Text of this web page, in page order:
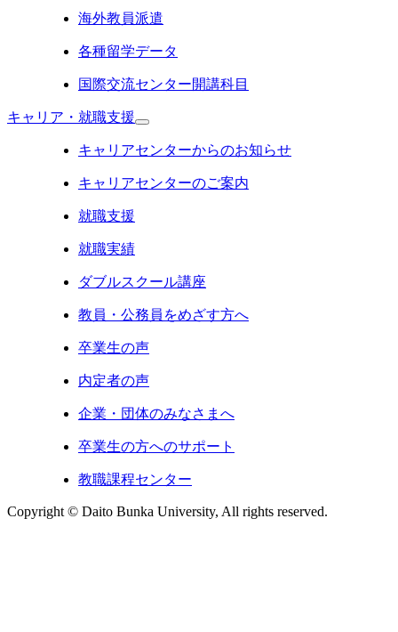
海外教員派遣
各種留学データ
国際交流センター開講科目
キャリア・就職支援
キャリアセンターからのお知らせ
キャリアセンターのご案内
就職支援
就職実績
ダブルスクール講座
教員・公務員をめざす方へ
卒業生の声
内定者の声
企業・団体のみなさまへ
卒業生の方へのサポート
教職課程センター
Copyright © Daito Bunka University, All rights reserved.